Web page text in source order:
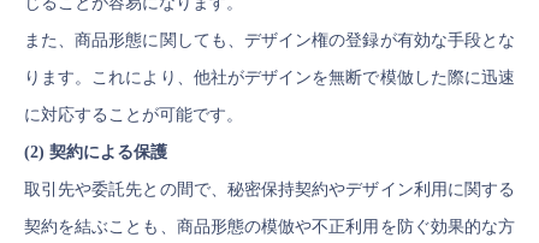
また、商品形態に関しても、デザイン権の登録が有効な手段とな
ります。これにより、他社がデザインを無断で模倣した際に迅速
に対応することが可能です。
(2) 契約による保護
取引先や委託先との間で、秘密保持契約やデザイン利用に関する
契約を結ぶことも、商品形態の模倣や不正利用を防ぐ効果的な方